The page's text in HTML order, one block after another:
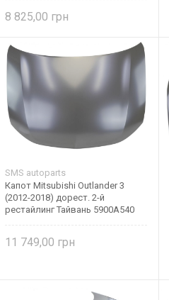
8 825,00
SMS autoparts
Капот Mitsubishi Outlander 3
(2012-2018) дорест. 2-й
рестайлинг Тайвань 5900A540
11 749,00